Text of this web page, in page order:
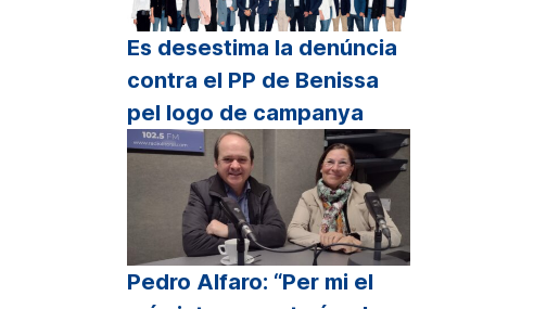
Es desestima la denúncia
contra el PP de Benissa
pel logo de campanya
Pedro Alfaro: “Per mi el